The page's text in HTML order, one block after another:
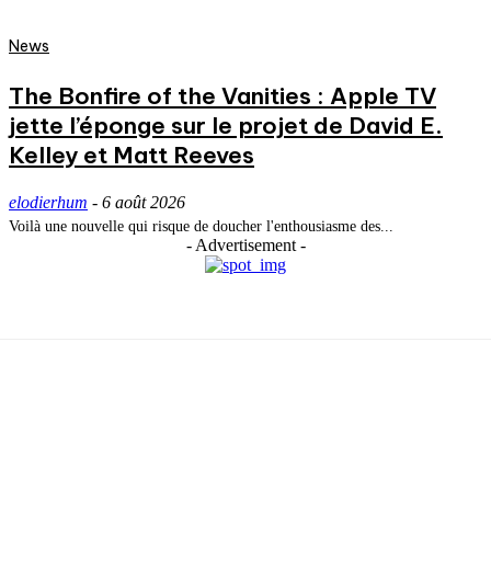
News
The Bonfire of the Vanities : Apple TV
jette l’éponge sur le projet de David E.
Kelley et Matt Reeves
elodierhum - 6 août 2026
Voilà une nouvelle qui risque de doucher l'enthousiasme des...
- Advertisement -